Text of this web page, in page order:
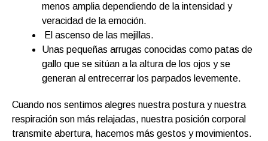
menos amplia dependiendo de la intensidad y
veracidad de la emoción.
El ascenso de las mejillas.
Unas pequeñas arrugas conocidas como patas de
gallo que se sitúan a la altura de los ojos y se
generan al entrecerrar los parpados levemente.
Cuando nos sentimos alegres nuestra postura y nuestra
respiración son más relajadas, nuestra posición corporal
transmite abertura, hacemos más gestos y movimientos.